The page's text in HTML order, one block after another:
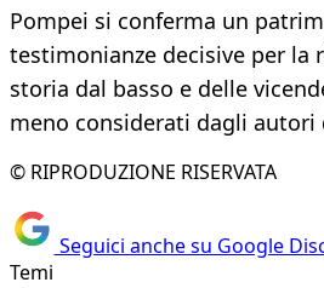
Pompei si conferma un
testimonianze decisive per la
storia dal basso e delle
meno considerati dagli autori
© RIPRODUZIONE RISERVATA
Seguici anche su Google
Temi